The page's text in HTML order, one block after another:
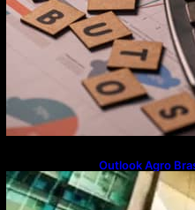
Outlook Agro
pautam debates